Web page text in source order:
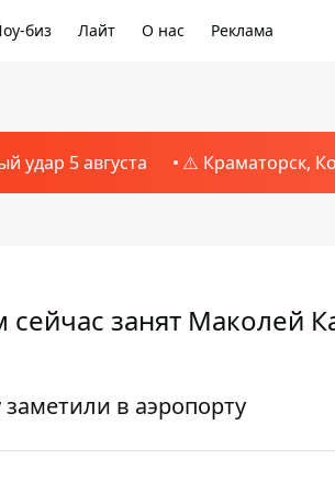
биз Лайт О нас Реклама
удар 5 августа ⚠️ Краматорск,
занят Маколей
в аэропорту